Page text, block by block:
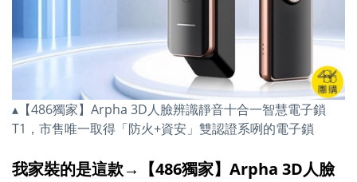
▴【486獨家】Arpha 3D人臉辨識靜音十合一智慧電子鎖
T1，市售唯一取得「防火+資安」雙認證系咧的電子鎖
我家裝的是這款→【486獨家】Arpha 3D人臉